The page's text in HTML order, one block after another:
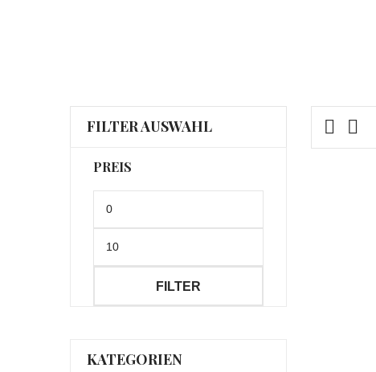
FILTER AUSWAHL
PREIS
Preis
Preis
FILTER
KATEGORIEN